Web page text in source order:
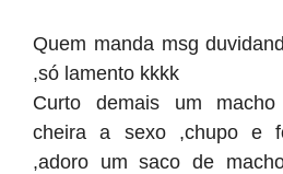
Quem manda msg
,só lamento kkkk
Curto demais um macho
cheira a sexo ,chupo e
,adoro um saco de